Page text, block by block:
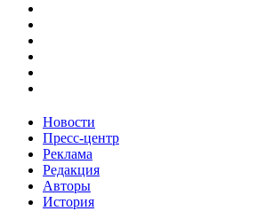
Новости
Пресс-центр
Реклама
Редакция
Авторы
История